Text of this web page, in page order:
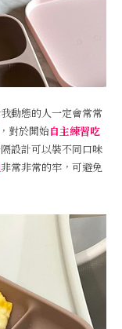
動態的人一定會常常
，對於開始自主練習吃
設計可以裝不同口味
非常非常的牢，可避免